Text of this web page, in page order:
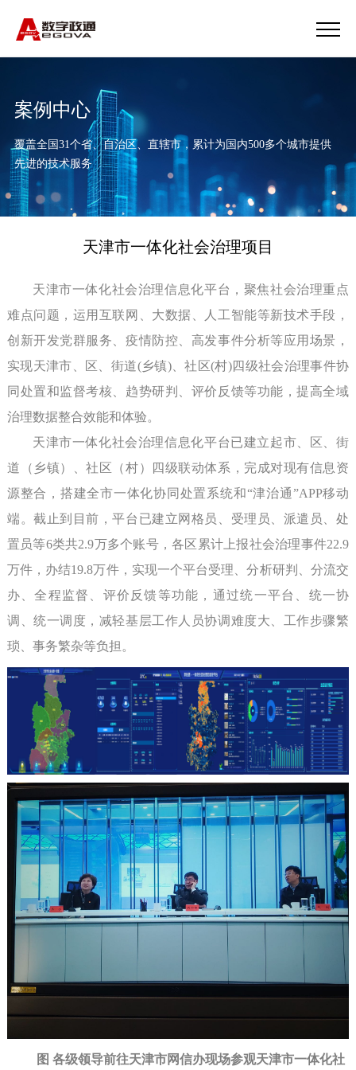
案例中心
覆盖全国31个省、自治区、直辖市，累计为国内500多个城市提供
先进的技术服务
天津市一体化社会治理项目
天津市一体化社会治理信息化平台，聚焦社会治理重点
难点问题，运用互联网、大数据、人工智能等新技术手段，
创新开发党群服务、疫情防控、高发事件分析等应用场景，
实现天津市、区、街道(乡镇)、社区(村)四级社会治理事件协
同处置和监督考核、趋势研判、评价反馈等功能，提高全域
治理数据整合效能和体验。
天津市一体化社会治理信息化平台已建立起市、区、街
道（乡镇）、社区（村）四级联动体系，完成对现有信息资
源整合，搭建全市一体化协同处置系统和“津治通”APP移动
端。截止到目前，平台已建立网格员、受理员、派遣员、处
置员等6类共2.9万多个账号，各区累计上报社会治理事件22.9
万件，办结19.8万件，实现一个平台受理、分析研判、分流交
办、全程监督、评价反馈等功能，通过统一平台、统一协
调、统一调度，减轻基层工作人员协调难度大、工作步骤繁
琐、事务繁杂等负担。
图 各级领导前往天津市网信办现场参观天津市一体化社